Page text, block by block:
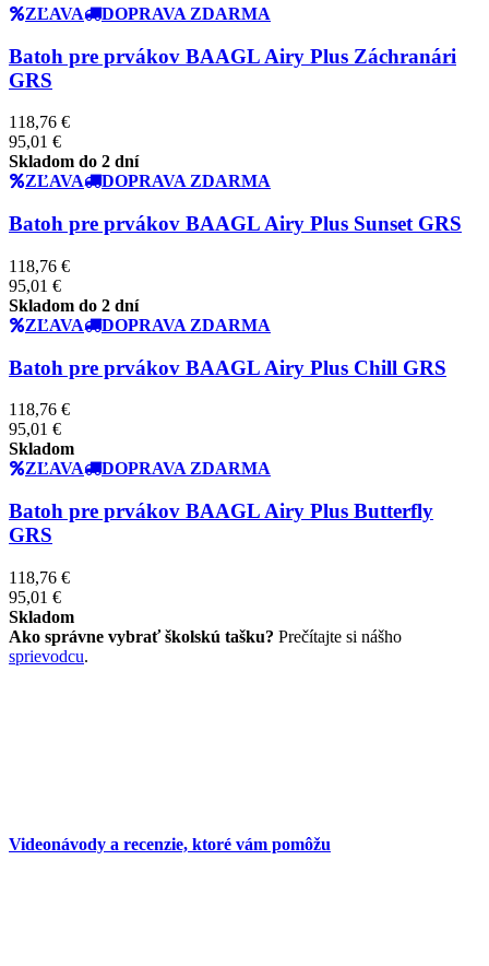
ZĽAVA DOPRAVA ZDARMA
Batoh pre prvákov BAAGL Airy Plus Záchranári
GRS
118,76 €
95,01 €
Skladom do 2 dní
ZĽAVA
DOPRAVA ZDARMA
Batoh pre prvákov BAAGL Airy Plus Sunset GRS
118,76 €
95,01 €
Skladom do 2 dní
ZĽAVA
DOPRAVA ZDARMA
Batoh pre prvákov BAAGL Airy Plus Chill GRS
118,76 €
95,01 €
Skladom
ZĽAVA
DOPRAVA ZDARMA
Batoh pre prvákov BAAGL Airy Plus Butterfly
GRS
118,76 €
95,01 €
Skladom
Ako správne vybrať školskú tašku? Prečítajte si nášho
sprievodcu.
Videonávody a recenzie, ktoré vám pomôžu